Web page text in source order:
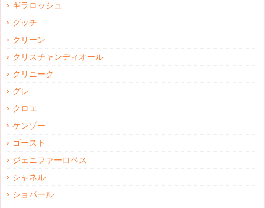
ギラロッシュ
グッチ
クリーン
クリスチャンディオール
クリニーク
グレ
クロエ
ケンゾー
ゴースト
ジェニファーロペス
シャネル
ショパール